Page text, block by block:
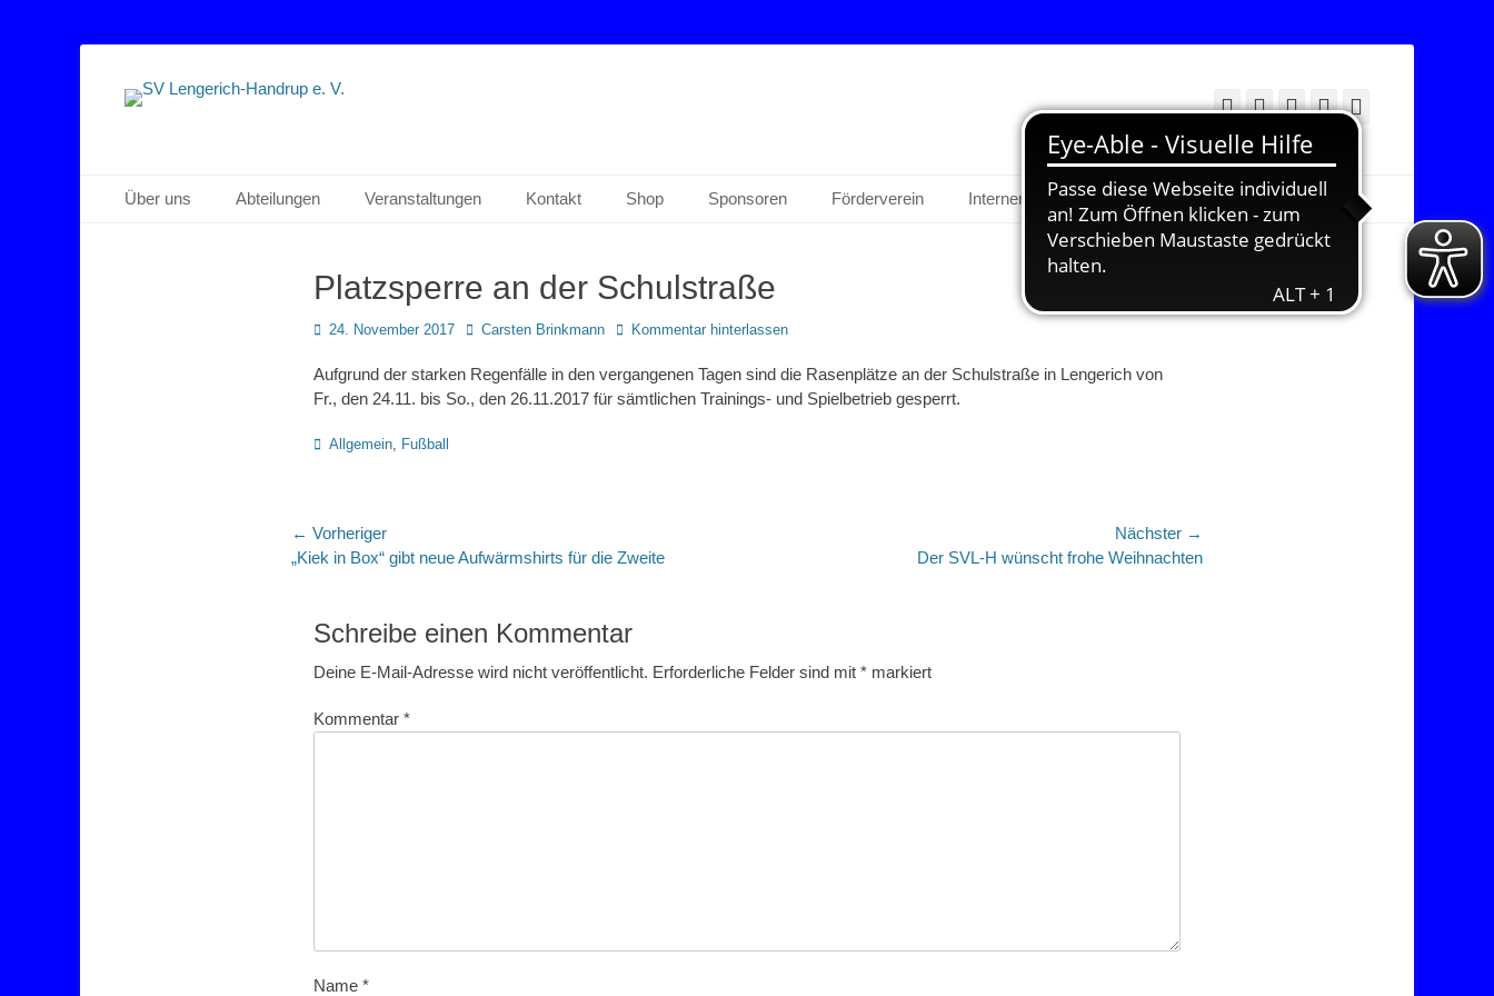
SV Lengerich-Handrup e. V.
Sportverein Lengerich Handrup Facebook
Twitter
E- YouTube
Primäres Menü
Zum
Inhalt
Über uns Abteilungen Veranstaltungen Kontakt Shop Sponsoren Förderverein Interner Bereich
Platzsperre an der Schulstraße
Posted
24. November 2017 AutorCarsten Brinkmann Kommentar hinterlassen
Aufgrund der starken Regenfälle in den vergangenen Tagen sind die Rasenplätze an der Schulstraße in Lengerich von
Fr., den 24.11. bis So., den 26.11.2017 für sämtlichen Trainings- und Spielbetrieb gesperrt.
Kategorien
Allgemein, Fußball
Beitragsnavigation
← Vorheriger
Vorheriger
„Kiek in Box“ gibt neue Aufwärmshirts für die Zweite
Nächster →
Der SVL-H wünscht frohe Weihnachten
Schreibe einen Kommentar
Deine E-Mail-Adresse wird nicht veröffentlicht. Erforderliche Felder sind mit * markiert
Kommentar *
Name *